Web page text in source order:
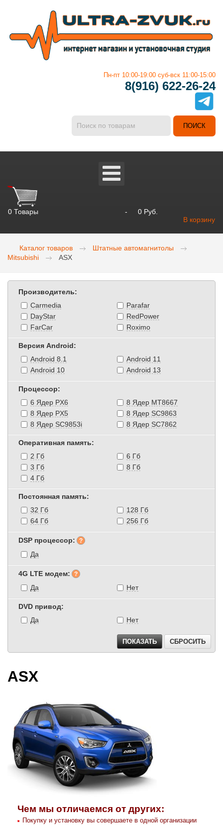
Пн-пт 10:00-19:00 суб-вск 11:00-15:00
8(916) 622-26-24
0 Товары -
0 Руб.
В корзину
Каталог товаров
Штатные автомагнитолы
Mitsubishi
ASX
Производитель:
Carmedia
DayStar
FarCar
Parafar
RedPower
Roximo
Версия Android:
Android 8.1
Android 10
Android 11
Android 13
Процессор:
6 Ядер PX6
8 Ядер PX5
8 Ядер SC9853i
8 Ядер MT8667
8 Ядер SC9863
8 Ядер SC7862
Оперативная память:
2 Гб
3 Гб
4 Гб
6 Гб
8 Гб
Постоянная память:
32 Гб
64 Гб
128 Гб
256 Гб
DSP процессор:
Да
4G LTE модем:
Да
Нет
DVD привод:
Да
Нет
ASX
Чем мы отличаемся от других:
Покупку и установку вы совершаете в одной организации